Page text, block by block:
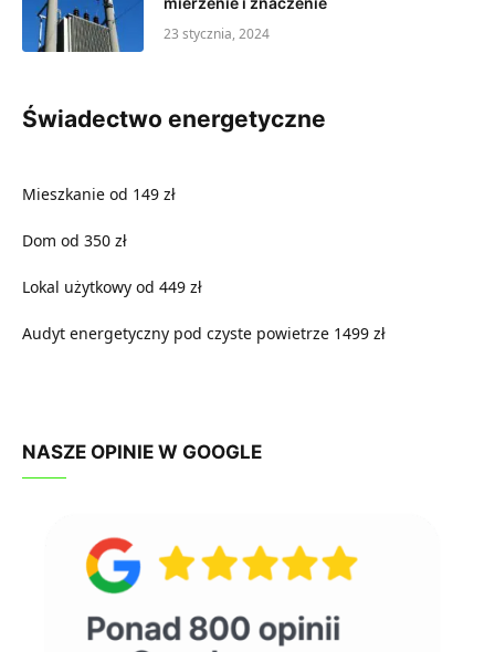
23 stycznia, 2024
Świadectwo energetyczne
Mieszkanie od 149 zł
Dom od 350 zł
Lokal użytkowy od 449 zł
Audyt energetyczny pod czyste powietrze 1499 zł
NASZE OPINIE W GOOGLE